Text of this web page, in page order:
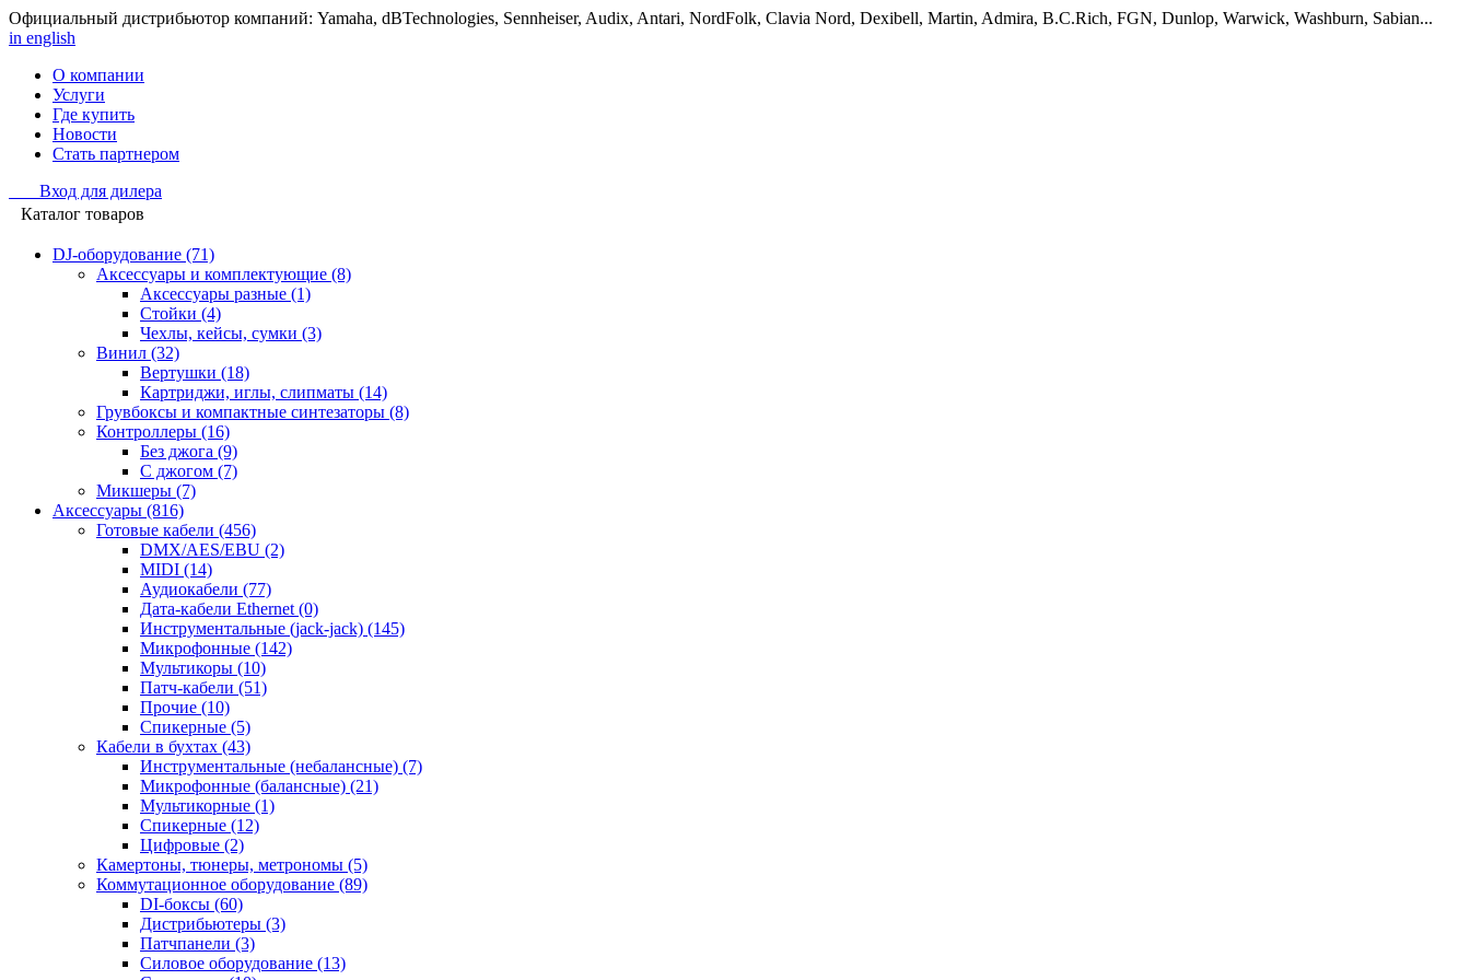
Официальный дистрибьютор компаний: Yamaha, dBTechnologies, Sennheiser, Audix, Antari, NordFolk, Clavia Nord, Dexibell, Martin, Admira, B.C.Rich, FGN, Dunlop, Warwick, Washburn, Sabian...
in english
О компании
Услуги
Где купить
Новости
Стать партнером
Вход для дилера
Каталог товаров
DJ-оборудование (71)
Аксессуары и комплектующие (8)
Аксессуары разные (1)
Стойки (4)
Чехлы, кейсы, сумки (3)
Винил (32)
Вертушки (18)
Картриджи, иглы, слипматы (14)
Грувбоксы и компактные синтезаторы (8)
Контроллеры (16)
Без джога (9)
С джогом (7)
Микшеры (7)
Аксессуары (816)
Готовые кабели (456)
DMX/AES/EBU (2)
MIDI (14)
Аудиокабели (77)
Дата-кабели Ethernet (0)
Инструментальные (jack-jack) (145)
Микрофонные (142)
Мультикоры (10)
Патч-кабели (51)
Прочие (10)
Спикерные (5)
Кабели в бухтах (43)
Инструментальные (небалансные) (7)
Микрофонные (балансные) (21)
Мультикорные (1)
Спикерные (12)
Цифровые (2)
Камертоны, тюнеры, метрономы (5)
Коммутационное оборудование (89)
DI-боксы (60)
Дистрибьютеры (3)
Патчпанели (3)
Силовое оборудование (13)